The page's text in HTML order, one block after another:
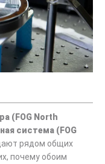
(FOG North
система (FOG
рядом общих
почему обоим